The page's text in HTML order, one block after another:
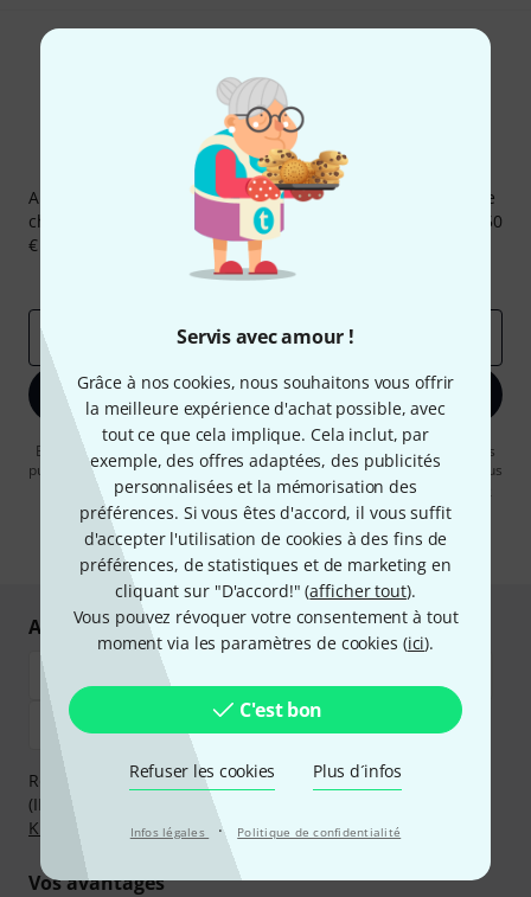
Servis avec amour !
Grâce à nos cookies, nous souhaitons vous offrir
la meilleure expérience d'achat possible, avec
tout ce que cela implique. Cela inclut, par
exemple, des offres adaptées, des publicités
personnalisées et la mémorisation des
préférences. Si vous êtes d'accord, il vous suffit
d'accepter l'utilisation de cookies à des fins de
préférences, de statistiques et de marketing en
cliquant sur "D'accord!" (afficher tout).
Vous pouvez révoquer votre consentement à tout
moment via les paramètres de cookies (ici).
C'est bon
Refuser les cookies Plus d´infos
Infos légales · Politique de confidentialité
Newsletters Thomann
Abonnez-vous à la newsletter Thomann et, avec un peu de
chance, gagnez l'un des 50 bons d'achat d'une valeur de 50
€ chacun!
Articles inspirants
Deals
S'inscrire maintenant
En cliquant sur "S'inscrire maintenant", vous acceptez de recevoir des
publicités par e-mail. La désinscription est possible à tout moment. Vous
pouvez trouver plus d'informations à ce sujet dans notrePolitique de
confidentialité.
* Requis
Achetez et payez en toute sécurité
Réglez de manière sûre et sécurisée par Virement
(IBAN/BIC), PayPal, Amazon Pay,
Klarna Payer en 3 fois
ou Carte de crédit.
Vos avantages